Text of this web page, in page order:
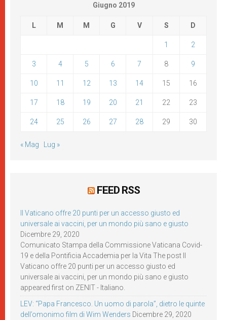
Giugno 2019
L M M G V S D
1 2
3 4 5 6 7 8 9
10 11 12 13 14 15 16
17 18 19 20 21 22 23
24 25 26 27 28 29 30
« Mag Lug »
FEED RSS
Il Vaticano offre 20 punti per un accesso giusto ed
universale ai vaccini, per un mondo più sano e giusto
Dicembre 29, 2020
Comunicato Stampa della Commissione Vaticana Covid-
19 e della Pontificia Accademia per la Vita The post Il
Vaticano offre 20 punti per un accesso giusto ed
universale ai vaccini, per un mondo più sano e giusto
appeared first on ZENIT - Italiano.
LEV: “Papa Francesco. Un uomo di parola”, dietro le quinte
dell’omonimo film di Wim Wenders Dicembre 29, 2020